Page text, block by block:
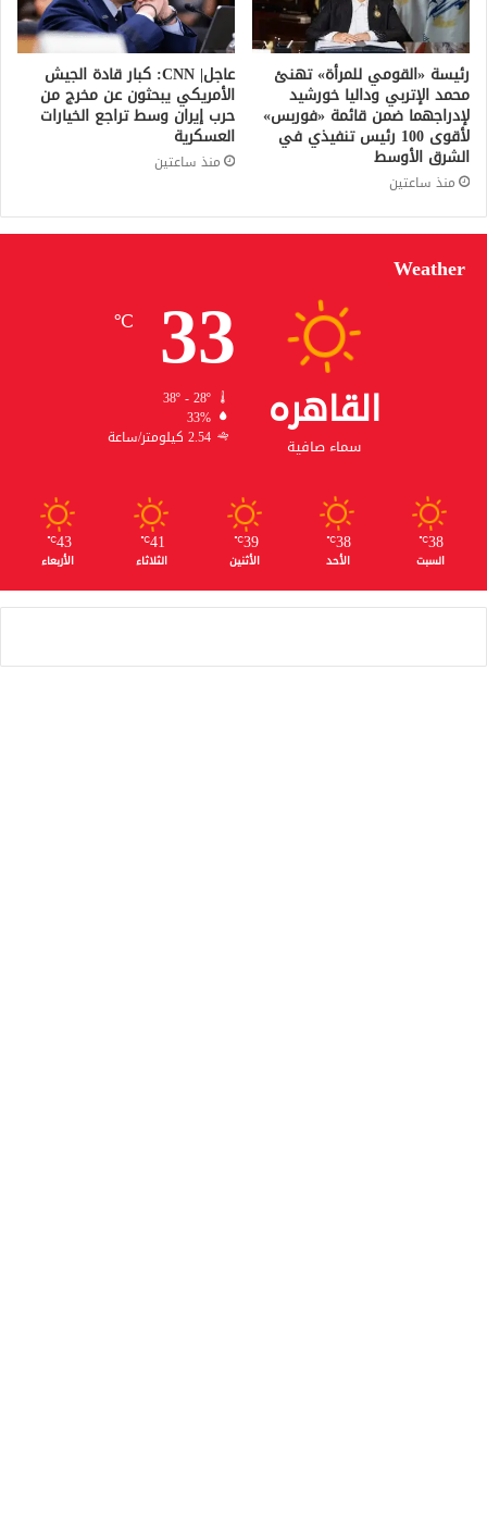
رئيسة «القومي للمرأة» تهنئ
محمد الإتربي وداليا خورشيد
لإدراجهما ضمن قائمة «فوربس»
لأقوى 100 رئيس تنفيذي في
الشرق الأوسط
منذ ساعتين
عاجل| CNN: كبار قادة الجيش
الأمريكي يبحثون عن مخرج من
حرب إيران وسط تراجع الخيارات
العسكرية
منذ ساعتين
Weather
القاهره
سماء صافية
33
℃
38º - 28º
33%
2.54 كيلومتر/ساعة
38
℃
السبت
38
℃
الأحد
39
℃
الأثنين
41
℃
الثلاثاء
43
℃
الأربعاء